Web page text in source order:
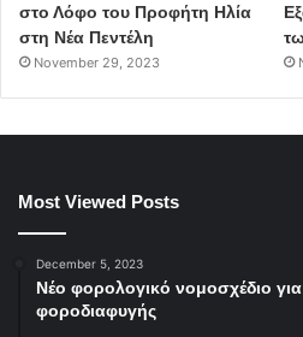
στο Λόφο του Προφήτη Ηλία
στη Νέα Πεντέλη
November 29, 2023
Most Viewed Posts
December 5, 2023
Νέο φορολογικό νομοσχέδιο
φοροδιαφυγής